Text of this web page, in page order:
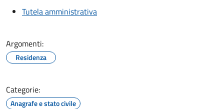
Tutela amministrativa
Argomenti:
Residenza
Categorie:
Anagrafe e stato civile